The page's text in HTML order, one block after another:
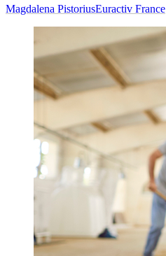
Magdalena PistoriusEuractiv France